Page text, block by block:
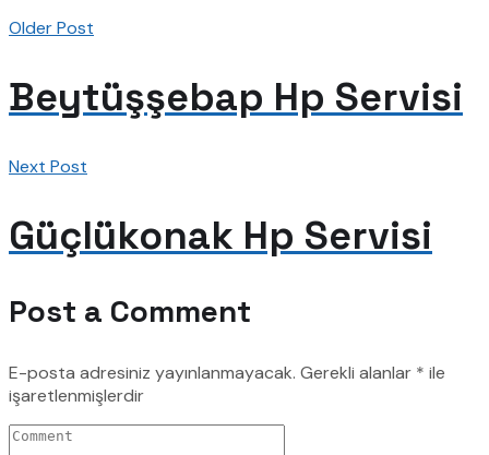
Older Post
Beytüşşebap Hp Servisi
Next Post
Güçlükonak Hp Servisi
Post a Comment
E-posta adresiniz yayınlanmayacak. Gerekli alanlar * ile
işaretlenmişlerdir